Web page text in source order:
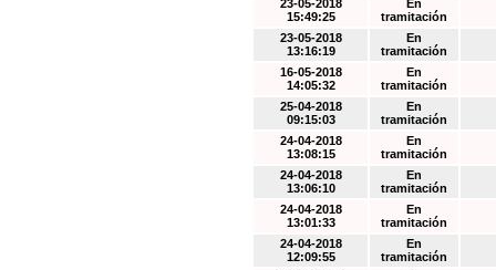
23-05-2018
15:49:25
En
tramitación
23-05-2018
13:16:19
En
tramitación
16-05-2018
14:05:32
En
tramitación
25-04-2018
09:15:03
En
tramitación
24-04-2018
13:08:15
En
tramitación
24-04-2018
13:06:10
En
tramitación
24-04-2018
13:01:33
En
tramitación
24-04-2018
12:09:55
En
tramitación